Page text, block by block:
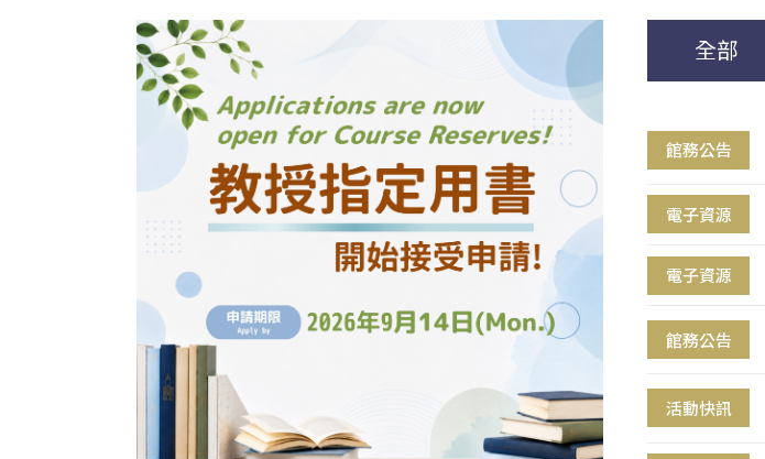
全部
館務公告
電子資源
電子資源
館務公告
活動快訊